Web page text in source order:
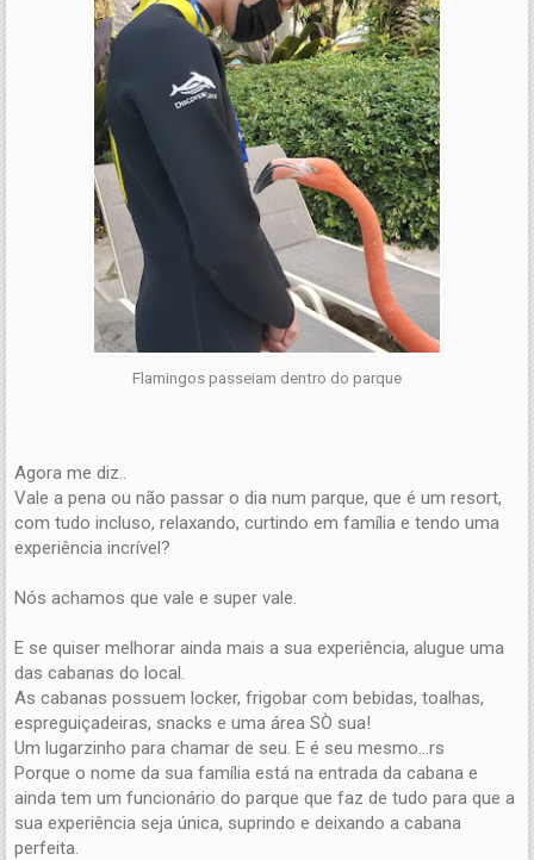
Flamingos passeiam dentro do parque
Agora me diz..
Vale a pena ou não passar o dia num parque, que é um resort,
com tudo incluso, relaxando, curtindo em família e tendo uma
experiência incrível?
Nós achamos que vale e super vale.
E se quiser melhorar ainda mais a sua experiência, alugue uma
das cabanas do local.
As cabanas possuem locker, frigobar com bebidas, toalhas,
espreguiçadeiras, snacks e uma área SÒ sua!
Um lugarzinho para chamar de seu. E é seu mesmo...rs
Porque o nome da sua família está na entrada da cabana e
ainda tem um funcionário do parque que faz de tudo para que a
sua experiência seja única, suprindo e deixando a cabana
perfeita.